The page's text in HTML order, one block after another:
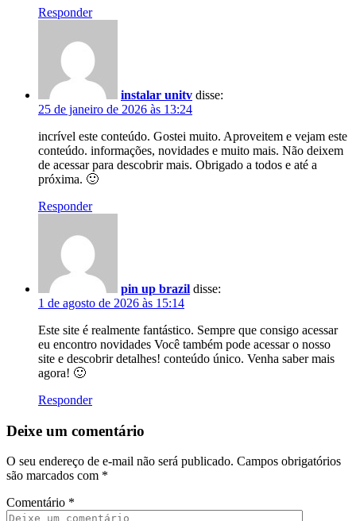
Responder
instalar unitv disse:
25 de janeiro de 2026 às 13:24
incrível este conteúdo. Gostei muito. Aproveitem e vejam este
conteúdo. informações, novidades e muito mais. Não deixem
de acessar para descobrir mais. Obrigado a todos e até a
próxima. 🙂
Responder
pin up brazil disse:
1 de agosto de 2026 às 15:14
Este site é realmente fantástico. Sempre que consigo acessar
eu encontro novidades Você também pode acessar o nosso
site e descobrir detalhes! conteúdo único. Venha saber mais
agora! 🙂
Responder
Deixe um comentário
O seu endereço de e-mail não será publicado. Campos obrigatórios
são marcados com *
Comentário *